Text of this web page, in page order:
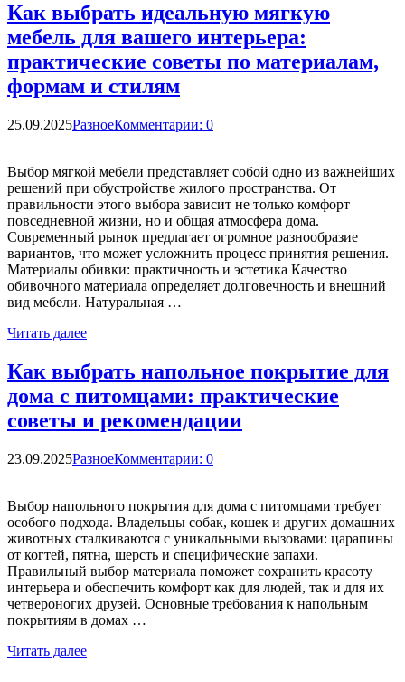
Как выбрать идеальную мягкую
мебель для вашего интерьера:
практические советы по материалам,
формам и стилям
25.09.2025РазноеКомментарии: 0
Выбор мягкой мебели представляет собой одно из важнейших
решений при обустройстве жилого пространства. От
правильности этого выбора зависит не только комфорт
повседневной жизни, но и общая атмосфера дома.
Современный рынок предлагает огромное разнообразие
вариантов, что может усложнить процесс принятия решения.
Материалы обивки: практичность и эстетика Качество
обивочного материала определяет долговечность и внешний
вид мебели. Натуральная …
Читать далее
Как выбрать напольное покрытие для
дома с питомцами: практические
советы и рекомендации
23.09.2025РазноеКомментарии: 0
Выбор напольного покрытия для дома с питомцами требует
особого подхода. Владельцы собак, кошек и других домашних
животных сталкиваются с уникальными вызовами: царапины
от когтей, пятна, шерсть и специфические запахи.
Правильный выбор материала поможет сохранить красоту
интерьера и обеспечить комфорт как для людей, так и для их
четвероногих друзей. Основные требования к напольным
покрытиям в домах …
Читать далее